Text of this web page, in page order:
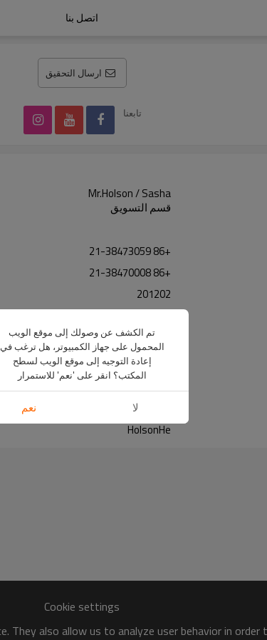
اتصل بنا
ارسال التحقيق
تابعنا
Mr.Holson / Sasha
قسم التسويق
+86 21-38473059
+86 21-38470008
201202
Road, Pudong, Shanghai, China
8613482065191
8613564265450
holson.he1
gima9815
HolsonHe
Cookie settings
They also allow us to analyze user behavior in
تم الكشف عن وصولك إلى موقع الويب
المحمول على جهاز الكمبيوتر، هل ترغب في
إعادة التوجيه إلى موقع الويب لسطح
المكتب؟ انقر على 'نعم' للاستمرار
لا نعم